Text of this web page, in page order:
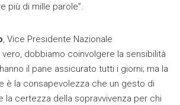
più di mille parole”.
, Vice Presidente Nazionale
vero, dobbiamo coinvolgere la sensibilità
il pane assicurato tutti i giorni; ma la
è la consapevolezza che un gesto di
la certezza della sopravvivenza per chi